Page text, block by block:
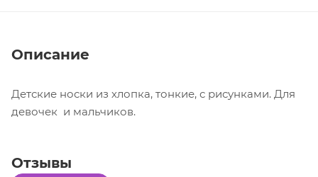
Описание
Детские носки из хлопка, тонкие, с рисунками. Для
девочек и мальчиков.
Отзывы